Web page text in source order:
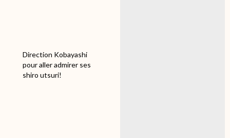
Direction Kobayashi
pour aller admirer ses
shiro utsuri!